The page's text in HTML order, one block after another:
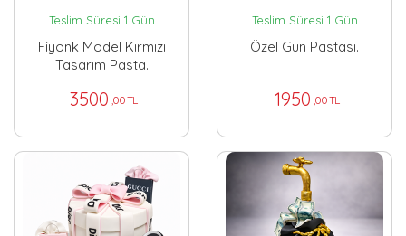
Teslim Süresi 1 Gün
Fiyonk Model Kırmızı
Tasarım Pasta.
3500 ,00 TL
Teslim Süresi 1 Gün
Özel Gün Pastası.
1950 ,00 TL